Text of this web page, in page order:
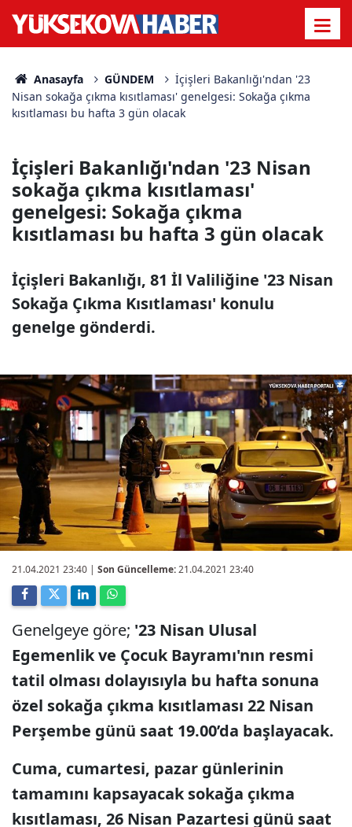
Anasayfa GÜNDEM
İçişleri Bakanlığı'ndan '23
Nisan sokağa çıkma kısıtlaması' genelgesi: Sokağa çıkma
kısıtlaması bu hafta 3 gün olacak
İçişleri Bakanlığı'ndan '23 Nisan
sokağa çıkma kısıtlaması'
genelgesi: Sokağa çıkma
kısıtlaması bu hafta 3 gün olacak
İçişleri Bakanlığı, 81 İl Valiliğine '23 Nisan
Sokağa Çıkma Kısıtlaması' konulu
genelge gönderdi.
21.04.2021 23:40 | Son Güncelleme:21.04.2021 23:40
Genelgeye göre; '23 Nisan Ulusal
Egemenlik ve Çocuk Bayramı'nın resmi
tatil olması dolayısıyla bu hafta sonuna
özel sokağa çıkma kısıtlaması 22 Nisan
Perşembe günü saat 19.00’da başlayacak.
Cuma, cumartesi, pazar günlerinin
tamamını kapsayacak sokağa çıkma
kısıtlaması, 26 Nisan Pazartesi günü saat